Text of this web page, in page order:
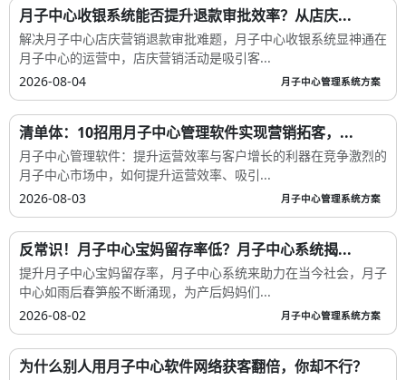
月子中心收银系统能否提升退款审批效率？从店庆...
解决月子中心店庆营销退款审批难题，月子中心收银系统显神通在
月子中心的运营中，店庆营销活动是吸引客...
2026-08-04
月子中心管理系统方案
清单体：10招用月子中心管理软件实现营销拓客，...
月子中心管理软件：提升运营效率与客户增长的利器在竞争激烈的
月子中心市场中，如何提升运营效率、吸引...
2026-08-03
月子中心管理系统方案
反常识！月子中心宝妈留存率低？月子中心系统揭...
提升月子中心宝妈留存率，月子中心系统来助力在当今社会，月子
中心如雨后春笋般不断涌现，为产后妈妈们...
2026-08-02
月子中心管理系统方案
为什么别人用月子中心软件网络获客翻倍，你却不行？